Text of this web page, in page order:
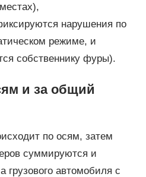
нарушения по
режиме, и
собственнику фуры).
и за общий
по осям, затем
суммируются и
грузового автомобиля с